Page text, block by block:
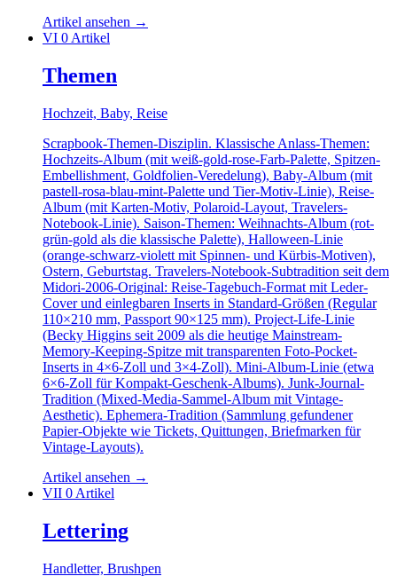
Artikel ansehen →
VI 0 Artikel
Themen
Hochzeit, Baby, Reise
Scrapbook-Themen-Disziplin. Klassische Anlass-Themen:
Hochzeits-Album (mit weiß-gold-rose-Farb-Palette, Spitzen-
Embellishment, Goldfolien-Veredelung), Baby-Album (mit
pastell-rosa-blau-mint-Palette und Tier-Motiv-Linie), Reise-
Album (mit Karten-Motiv, Polaroid-Layout, Travelers-
Notebook-Linie). Saison-Themen: Weihnachts-Album (rot-
grün-gold als die klassische Palette), Halloween-Linie
(orange-schwarz-violett mit Spinnen- und Kürbis-Motiven),
Ostern, Geburtstag. Travelers-Notebook-Subtradition seit dem
Midori-2006-Original: Reise-Tagebuch-Format mit Leder-
Cover und einlegbaren Inserts in Standard-Größen (Regular
110×210 mm, Passport 90×125 mm). Project-Life-Linie
(Becky Higgins seit 2009 als die heutige Mainstream-
Memory-Keeping-Spitze mit transparenten Foto-Pocket-
Inserts in 4×6-Zoll und 3×4-Zoll). Mini-Album-Linie (etwa
6×6-Zoll für Kompakt-Geschenk-Albums). Junk-Journal-
Tradition (Mixed-Media-Sammel-Album mit Vintage-
Aesthetic). Ephemera-Tradition (Sammlung gefundener
Papier-Objekte wie Tickets, Quittungen, Briefmarken für
Vintage-Layouts).
Artikel ansehen →
VII 0 Artikel
Lettering
Handletter, Brushpen